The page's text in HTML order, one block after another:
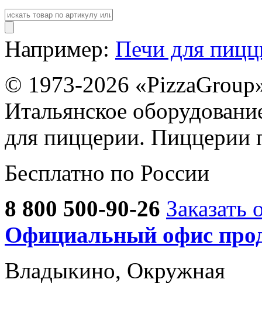
Например: Печи для
© 1973-2026
Итальянское
для пиццерии. Пиццерии
Бесплатно по России
8 800 500-90-26 Заказать
Официальный офис
Владыкино, Окружная